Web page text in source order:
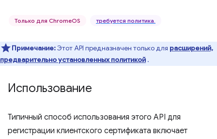
Только для ChromeOS требуется политика.
Примечание:Этот API предназначен только для расширений,
предварительно установленных политикой .
Использование
Типичный способ использования этого API для
регистрации клиентского сертификата включает